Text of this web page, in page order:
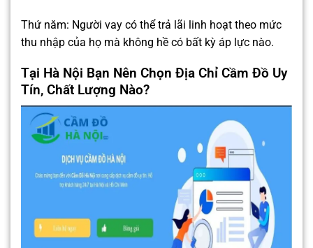
Thứ năm: Người vay có thể trả lãi linh hoạt theo mức
thu nhập của họ mà không hề có bất kỳ áp lực nào.
Tại Hà Nội Bạn Nên Chọn Địa Chỉ Cầm Đồ Uy
Tín, Chất Lượng Nào?